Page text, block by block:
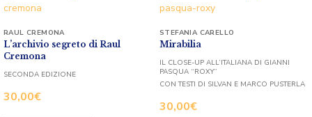
L’archivio segreto di Raul
Cremona
30,00€
RAUL CREMONA
SECONDA EDIZIONE
Mirabilia
30,00€
STEFANIA CARELLO
IL CLOSE-UP ALL’ITALIANA DI GIANNI
PASQUA “ROXY”
CON TESTI DI SILVAN E MARCO PUSTERLA